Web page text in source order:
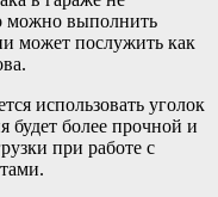
можно выполнить
может послужить как
использовать уголок
будет более прочной и
при работе с